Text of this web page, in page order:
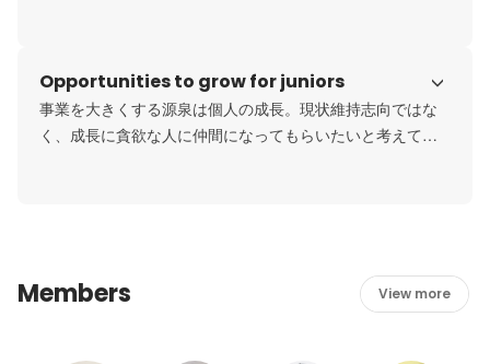
Opportunities to grow for juniors
事業を大きくする源泉は個人の成長。現状維持志向ではな
く、成長に貪欲な人に仲間になってもらいたいと考えてい
Members View more